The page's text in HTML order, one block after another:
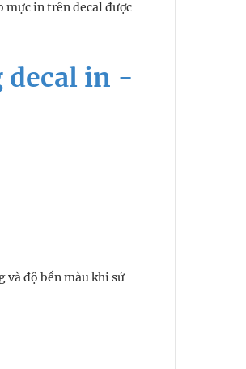
mực in trên decal được
decal in -
và độ bền màu khi sử